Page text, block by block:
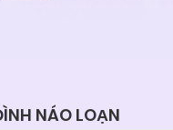
NÁO LOẠN